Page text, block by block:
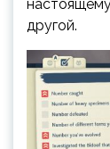
другой.